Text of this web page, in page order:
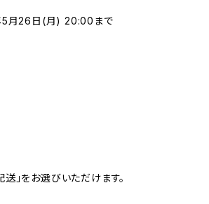
5月26日(月) 20:00まで
送」をお選びいただけます。